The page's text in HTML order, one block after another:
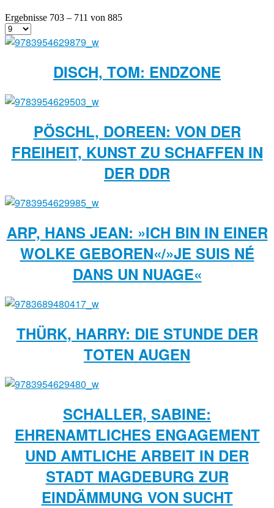
Ergebnisse 703 – 711 von 885
DISCH, TOM: ENDZONE
PÖSCHL, DOREEN: VON DER
FREIHEIT, KUNST ZU SCHAFFEN IN
DER DDR
ARP, HANS JEAN: »ICH BIN IN EINER
WOLKE GEBOREN«/»JE SUIS NÉ
DANS UN NUAGE«
THÜRK, HARRY: DIE STUNDE DER
TOTEN AUGEN
SCHALLER, SABINE:
EHRENAMTLICHES ENGAGEMENT
UND AMTLICHE ARBEIT IN DER
STADT MAGDE­BURG ZUR
EINDÄMMUNG VON SUCHT